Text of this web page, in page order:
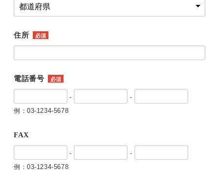
住所 必須
電話番号 必須
-
-
例：03-1234-5678
FAX
-
-
例：03-1234-5678